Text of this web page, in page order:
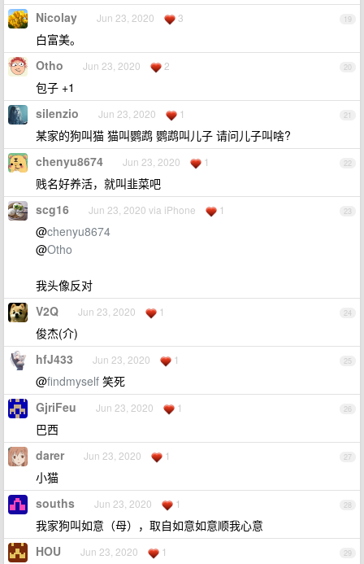
19
Nicolay Jun 23, 2020 3
白富美。
20
Otho Jun 23, 2020 2
包子 +1
21
silenzio Jun 23, 2020 1
某家的狗叫猫 猫叫鹦鹉 鹦鹉叫儿子 请问儿子叫啥?
22
chenyu8674 Jun 23, 2020 1
贱名好养活，就叫韭菜吧
23
scg16 Jun 23, 2020 via iPhone 1
@chenyu8674
@Otho
我头像反对
24
V2Q Jun 23, 2020 1
俊杰(介)
25
hfJ433 Jun 23, 2020 1
@findmyself 笑死
26
GjriFeu Jun 23, 2020 1
巴西
27
darer Jun 23, 2020 1
小猫
28
souths Jun 23, 2020 1
我家狗叫如意（母），取自如意如意顺我心意
29
HOU Jun 23, 2020 1